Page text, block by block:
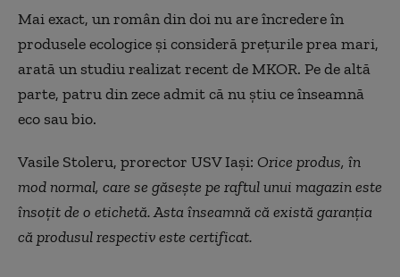
Mai exact, un român din doi nu are încredere în
produsele ecologice și consideră prețurile prea mari,
arată un studiu realizat recent de MKOR. Pe de altă
parte, patru din zece admit că nu știu ce înseamnă
eco sau bio.
Vasile Stoleru, prorector USV Iași: Orice produs, în
mod normal, care se găsește pe raftul unui magazin este
însoțit de o etichetă. Asta înseamnă că există garanția
că produsul respectiv este certificat.